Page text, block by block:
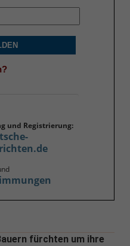
und Registrierung:
fürchten um ihre